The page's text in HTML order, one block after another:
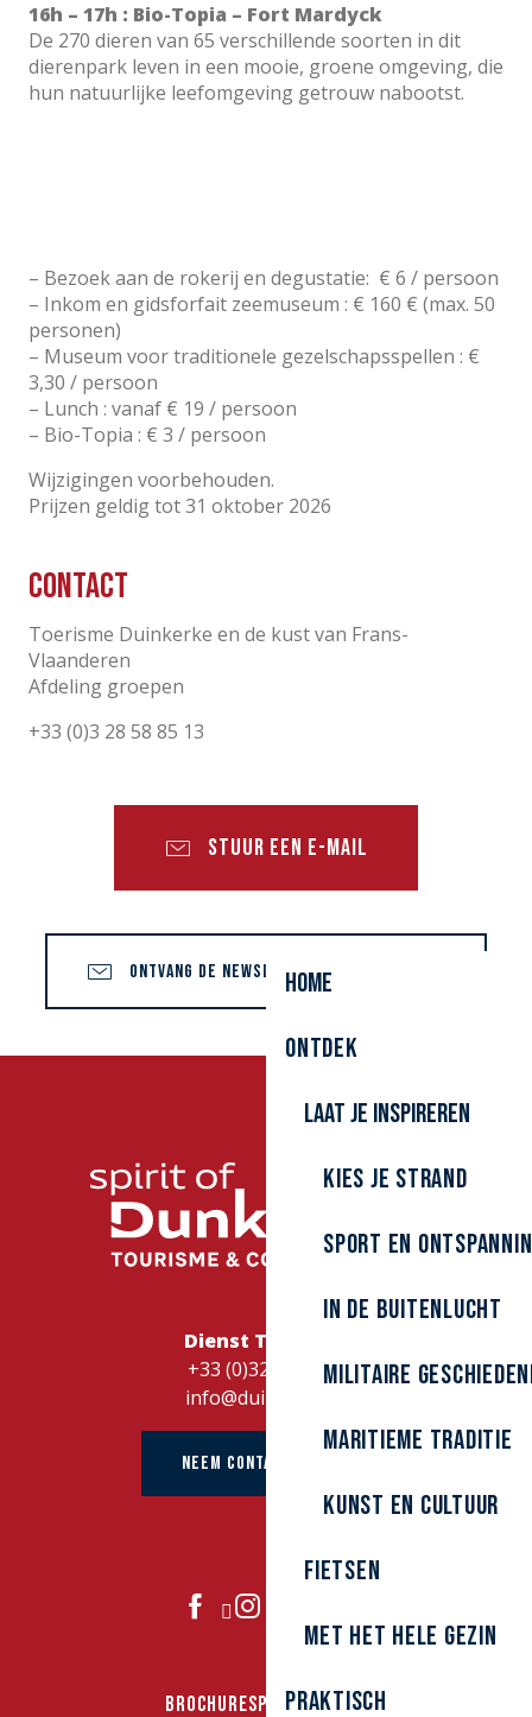
Home
Ontdek
Laat je inspireren
Kies je strand
Sport en
In de buitenlucht
Militaire
Maritieme traditie
kunst en cultuur
Fietsen
Met het hele gezin
Praktisch
16h – 17h : Bio-Topia – Fort Mardyck
De 270 dieren van 65 verschillende soorten in dit
dierenpark leven in een mooie, groene omgeving, die
hun natuurlijke leefomgeving getrouw nabootst.
– Bezoek aan de rokerij en degustatie: € 6 / persoon
– Inkom en gidsforfait zeemuseum : € 160 € (max. 50
personen)
– Museum voor traditionele gezelschapsspellen : €
3,30 / persoon
– Lunch : vanaf € 19 / persoon
– Bio-Topia : € 3 / persoon
Wijzigingen voorbehouden.
Prijzen geldig tot 31 oktober 2026
Contact
Toerisme Duinkerke en de kust van Frans-
Vlaanderen
Afdeling groepen
+33 (0)3 28 58 85 13
STUUR EEN E-MAIL
ONTVANG DE NEWSLETTER "GROEPSREIZEN"
Dienst Toerisme
+33 (0)328262728
info@duinkerke.fr
NEEM CONTACT OP MET
BROCHURESPERSGROEPEN